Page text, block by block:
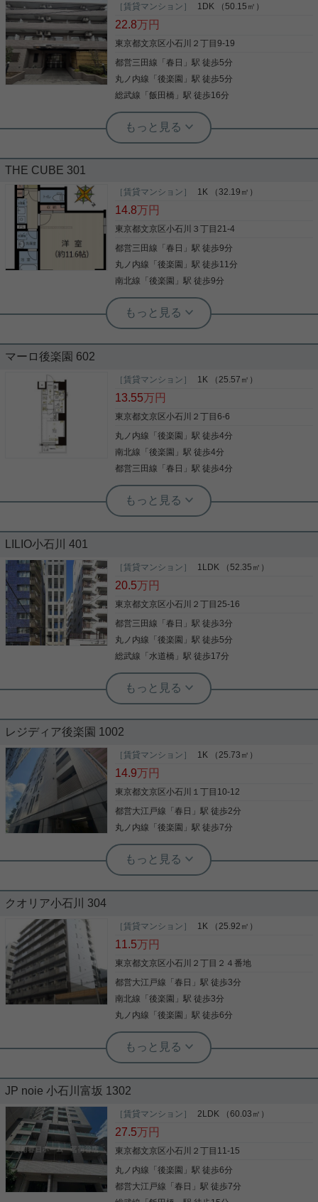
小石川エリアの人気マンション 低層住宅の最上階が
登場 駅に近いが大通りに面していない、環境がオス
この度は、当物件をご覧いただきありがとうござい
ます！ ☆インターネット無料 ☆24時間ゴミ出し可
すすめしたい物件です！ お気軽にご連絡ください♪
ミ出し可能★
今回ご紹介するのは、人気の小石川エリア！ 複数の
駅を利用可能な便利な立地！ 「メゾン・シャルマ
ン」の3階です。 最寄り駅は後楽園駅 徒歩４分 都
心部へのアクセス良好です◎ 室内は、洋室２部屋あ
り、各お部屋に収納があるので 寝具やお洋服の収納
過ごせます♪ 気になる点や類似物件などお気軽に
【実用春日ホーム 小石川店】へお問い合わせくだ
さい！お待ちしております。
［賃貸マンション］ 1DK （50.15㎡）
22.8万円
東京都文京区小石川２丁目9-19
都営三田線 「春日 」駅 徒歩5分
丸ノ内線 「後楽園 」駅 徒歩5分
総武線 「飯田橋 」駅 徒歩16分
実用春日ホーム 西片店 ルームアドバイザー
3沿線以上利用可 3駅以上利用可 駅徒歩
薬や日用品を買うのに便利なスギ薬局小石川店ま
で、462mです。 収納はクロゼット・押入などが備
え付けられているので、衣類や日用品の収納に重宝
します。共用部にはエレベータ・敷地内ごみ置き場
など様々な設備やサービスが揃っているので便利で
す。 洗面化粧台はコンセントや照明、大きな鏡など
がついているので化粧や身支度を整える際に役立ち
るので防犯対策につながります。 利便性の高い暮ら
しをするなら文京区でいかがでしょうか。賃貸住宅
情報をお探しの際には、ぜひお気軽に当社までご連
実用春日ホーム 春日町店 宮﨑由実
単身赴任向け、フリーレント１か月、
金なし、更新料なし
後楽園駅、春日駅徒歩５分のアクセス良好物件です
☆ 家具家電付きなので引っ越し後、すぐに快適な生
活がスタートできます！ 朝・夕の食事サービスなど
ださい！
THE CUBE 301
［賃貸マンション］ 1K （32.19㎡）
14.8万円
東京都文京区小石川３丁目21-4
都営三田線 「春日 」駅 徒歩9分
丸ノ内線 「後楽園 」駅 徒歩11分
南北線 「後楽園 」駅 徒歩9分
実用春日ホーム 本店 砂子-
ン！ オートロック、防犯カメラ、宅配ボックスな
ど、セキュリティ良好！ 閑静な住宅街に立地してお
り、快適な住環境！ 広々の11畳超の洋室♪ ダークト
ーンでまとめたシックな室内！ 徒歩圏内に24時間ス
写真(9)
マーロ後楽園 602
［賃貸マンション］ 1K （25.57㎡）
13.55万円
東京都文京区小石川２丁目6-6
丸ノ内線 「後楽園 」駅 徒歩4分
南北線 「後楽園 」駅 徒歩4分
都営三田線 「春日 」駅 徒歩4分
後楽園店（実用後楽園ホーム株式会社） 志熊威望
☆築2025年☆後楽園駅徒歩４分☆1K☆
ぜひ一度見ていただきたい、「マーロ後楽園」で
す。ファミリーマート文京小石川二丁目店まで徒歩
4分と近場にコンビニがあるのもポイント。角部屋
時間OKなどが揃っており、とても充実しています。
室内設備は浴室乾燥機・洗面所独立など充実した設
備を備え付けています。駅まで歩いてアクセスでき
る、徒歩4分の距離に立地する物件です。文京区や
丸ノ内線後楽園付近でのお部屋探しは当社にお任せ
ください。お気に入りのお部屋で快適な新生活を始
めましょう。
実用春日ホーム 春日町店 宮﨑由実
の1Kです。ペット相談可能！ バルコニーからは東京
ドームを眺めることができます☆ 内見で実際に見て
写真(9)
LILIO小石川 401
［賃貸マンション］ 1LDK （52.35㎡）
20.5万円
東京都文京区小石川２丁目25-16
都営三田線 「春日 」駅 徒歩3分
丸ノ内線 「後楽園 」駅 徒歩5分
総武線 「水道橋 」駅 徒歩17分
実用春日ホーム 本店 砂子-
★☆デザイナーズマンション☆50㎡超
☆１フロアー１住戸☆インターネット
無料☆★
2015年12月築、鉄筋コンクリート造地上9階建て総
戸数８戸のマンションです。 都営三田線/大江戸線・
春日駅より徒歩３分です。 さらに東京メトロ丸の内
用可能で交通の便が良好です！ ペット２匹まで飼育
可能！24Ｈのスーパーもすぐ近く！！ ワンフロアー
い！
実用春日ホーム 小石川店 スタッフ上田
数★
春日駅徒歩3分・後楽園駅徒歩5分と、4路線が利用
できる立地が魅力のデザイナーズマンションです。
しいただける独立性の高い住まい。 ペットは犬・猫
合わせて2匹まで飼育可能。 事務所利用もご相談い
ただけますので、住居兼オフィスをお探しの方にも
機能付きエレベーターなど設備も充実しており、24
時間営業のスーパーも近く、生活利便性も良好で
す。 気になる点や類似物件などお気軽に【実用春日
ちしております。
レジディア後楽園 1002
［賃貸マンション］ 1K （25.73㎡）
14.9万円
東京都文京区小石川１丁目10-12
都営大江戸線 「春日 」駅 徒歩2分
丸ノ内線 「後楽園 」駅 徒歩7分
実用春日ホーム 春日町店 宮﨑由実
室内一新！リノベーション済み☆きれ
すことができます☆ 10階と高層階のため眺めがよ
く、角部屋で風通しもよいお部屋です！ 春日駅まで
徒歩２分！後楽園駅まで徒歩7分とアクセス良好で
す！ 敷金・礼金ゼロ！ お気楽にお問合せください☆
写真(9)
クオリア小石川 304
［賃貸マンション］ 1K （25.92㎡）
11.5万円
東京都文京区小石川２丁目２４番地
都営大江戸線 「春日 」駅 徒歩3分
南北線 「後楽園 」駅 徒歩3分
丸ノ内線 「後楽園 」駅 徒歩6分
実用春日ホーム 富坂サテライト 板東翔
タイパ抜群のスマートライフ
日」駅、東京メトロ丸ノ内線・南北線「後楽園」駅
が徒歩圏内。主要ビジネス街へダイレクトに繋がる
4路線マルチアクセス！ 【安心・安全なアプロー
チ】 物件は千川通り沿いに位置し、夜間でも道が明
も安心のルートです。 【日々の買い物が完結する環
境】 スーパー「ダイエー小石川店」や「グルメシテ
ィ」、ドラッグストア、コンビニがすぐ近くに揃
写真(9)
詳細を見る
JP noie 小石川富坂 1302
［賃貸マンション］ 2LDK （60.03㎡）
27.5万円
東京都文京区小石川２丁目11-15
丸ノ内線 「後楽園 」駅 徒歩6分
都営大江戸線 「春日 」駅 徒歩7分